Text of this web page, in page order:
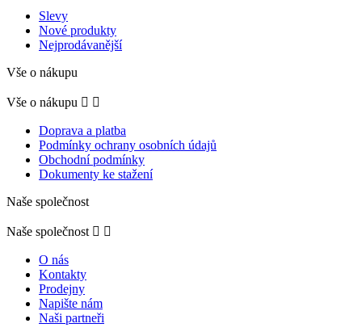
Slevy
Nové produkty
Nejprodávanější
Vše o nákupu
Vše o nákupu  
Doprava a platba
Podmínky ochrany osobních údajů
Obchodní podmínky
Dokumenty ke stažení
Naše společnost
Naše společnost  
O nás
Kontakty
Prodejny
Napište nám
Naši partneři